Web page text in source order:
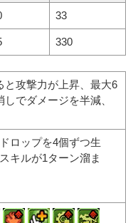
33
330
と攻撃力が上昇、最大6
でダメージを半減、
ロップを4個ずつ生
キルが1ターン溜ま